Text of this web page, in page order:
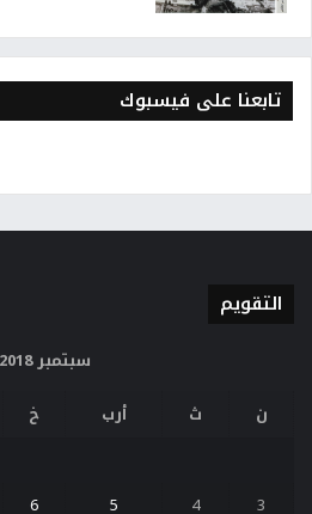
تابعنا على فيسبوك
التقويم
سبتمبر 2018
ن
ث أرب خ
3
4
5
6